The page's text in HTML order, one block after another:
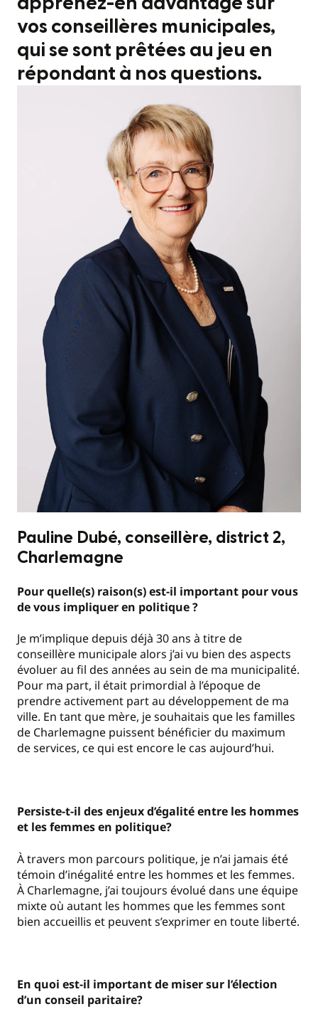
vos conseillères municipales,
qui se sont prêtées au jeu en
répondant à nos questions.
Pauline Dubé, conseillère, district 2,
Charlemagne
Pour quelle(s) raison(s) est-il important pour vous
de vous impliquer en politique ?
Je m’implique depuis déjà 30 ans à titre de
conseillère municipale alors j’ai vu bien des aspects
évoluer au fil des années au sein de ma municipalité.
Pour ma part, il était primordial à l’époque de
prendre activement part au développement de ma
ville. En tant que mère, je souhaitais que les familles
de Charlemagne puissent bénéficier du maximum
de services, ce qui est encore le cas aujourd’hui.
Persiste-t-il des enjeux d’égalité entre les hommes
et les femmes en politique?
À travers mon parcours politique, je n’ai jamais été
témoin d’inégalité entre les hommes et les femmes.
À Charlemagne, j’ai toujours évolué dans une équipe
mixte où autant les hommes que les femmes sont
bien accueillis et peuvent s’exprimer en toute liberté.
En quoi est-il important de miser sur l’élection
d’un conseil paritaire?